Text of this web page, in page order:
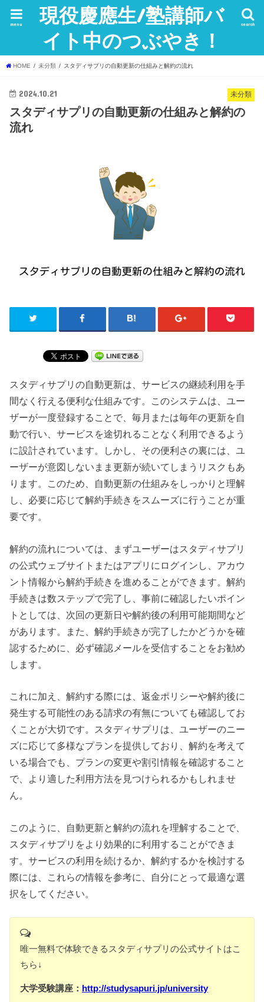
現役慶應生/塾講師バ
イト中のつぶやき！
search
menu
HOME 未分類 スタディサプリの自動更新の仕組みと解約の流れ
未分類
2024.10.21
スタディサプリの自動更新の仕組みと解約の
流れ
スタディサプリの自動更新は、サービスの継続利用を手
間なく行える便利な仕組みです。このシステムは、ユー
ザーが一度登録することで、毎月または毎年の更新を自
動で行い、サービスを途切れることなく利用できるよう
に設計されています。しかし、その便利さの裏には、ユ
ーザーが意図しないまま更新が続いてしまうリスクもあ
ります。このため、自動更新の仕組みをしっかりと理解
し、必要に応じて解約手続きをスムーズに行うことが重
要です。
解約の流れについては、まずユーザーはスタディサプリ
の公式ウェブサイトまたはアプリにログインし、アカウ
ント情報から解約手続きを進めることができます。解約
手続きは数ステップで完了し、事前に確認したいポイン
トとしては、次回の更新日や解約後の利用可能期間など
があります。また、解約手続きが完了したかどうかを確
認するために、必ず確認メールを受信することをお勧め
します。
これに加え、解約する際には、返金ポリシーや解約後に
発生する可能性のある請求の有無についても確認してお
くことが大切です。スタディサプリは、ユーザーのニー
ズに応じて多様なプランを提供しており、解約を考えて
いる場合でも、プランの変更や割引情報を確認すること
で、より適した利用方法を見つけられるかもしれませ
ん。
このように、自動更新と解約の流れを理解することで、
スタディサプリをより効果的に利用することができま
す。サービスの利用を続けるか、解約するかを検討する
際には、これらの情報を参考に、自分にとって最適な選
択をしてください。
唯一無料で体験できるスタディサプリの公式サイトはこ
ちら↓
大学受験講座： http://studysapuri.jp/university